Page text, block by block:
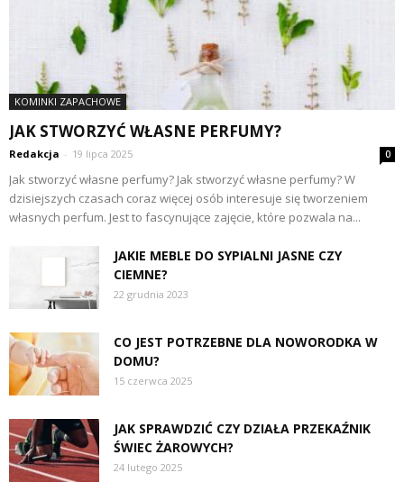
KOMINKI ZAPACHOWE
JAK STWORZYĆ WŁASNE PERFUMY?
Redakcja - 19 lipca 2025 0
Jak stworzyć własne perfumy? Jak stworzyć własne perfumy? W
dzisiejszych czasach coraz więcej osób interesuje się tworzeniem
własnych perfum. Jest to fascynujące zajęcie, które pozwala na...
JAKIE MEBLE DO SYPIALNI JASNE CZY
CIEMNE?
22 grudnia 2023
CO JEST POTRZEBNE DLA NOWORODKA W
DOMU?
15 czerwca 2025
JAK SPRAWDZIĆ CZY DZIAŁA PRZEKAŹNIK
ŚWIEC ŻAROWYCH?
24 lutego 2025